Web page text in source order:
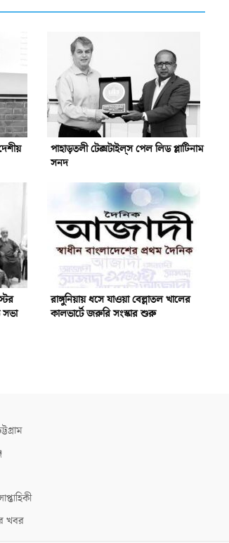
পাহাড়তলী টেক্সটাইল্‌স পেল লিড প্লাটিনাম
সনদ
সভা
রাঙ্গুনিয়ায় ধসে যাওয়া বেল্লাতল খালের
কালভার্টে জরুরি সংস্কার শুরু
খবর